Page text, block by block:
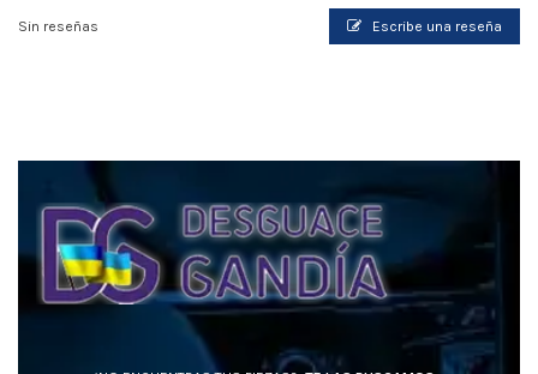
Sin reseñas Escribe una reseña